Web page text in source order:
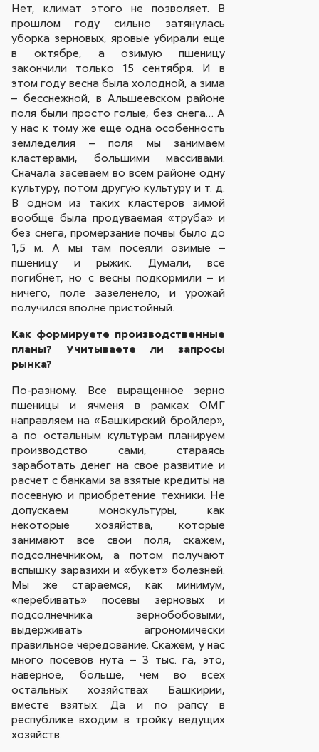
Нет, климат этого не позволяет. В
прошлом году сильно затянулась
уборка зерновых, яровые убирали еще
в октябре, а озимую пшеницу
закончили только 15 сентября. И в
этом году весна была холодной, а зима
– бесснежной, в Альшеевском районе
поля были просто голые, без снега… А
у нас к тому же еще одна особенность
земледелия – поля мы занимаем
кластерами, большими массивами.
Сначала засеваем во всем районе одну
культуру, потом другую культуру и т. д.
В одном из таких кластеров зимой
вообще была продуваемая «труба» и
без снега, промерзание почвы было до
1,5 м. А мы там посеяли озимые –
пшеницу и рыжик. Думали, все
погибнет, но с весны подкормили – и
ничего, поле зазеленело, и урожай
получился вполне пристойный.
Как формируете производственные
планы? Учитываете ли запросы
рынка?
По-разному. Все выращенное зерно
пшеницы и ячменя в рамках ОМГ
направляем на «Башкирский бройлер»,
а по остальным культурам планируем
производство сами, стараясь
заработать денег на свое развитие и
расчет с банками за взятые кредиты на
посевную и приобретение техники. Не
допускаем монокультуры, как
некоторые хозяйства, которые
занимают все свои поля, скажем,
подсолнечником, а потом получают
вспышку заразихи и «букет» болезней.
Мы же стараемся, как минимум,
«перебивать» посевы зерновых и
подсолнечника зернобобовыми,
выдерживать агрономически
правильное чередование. Скажем, у нас
много посевов нута – 3 тыс. га, это,
наверное, больше, чем во всех
остальных хозяйствах Башкирии,
вместе взятых. Да и по рапсу в
республике входим в тройку ведущих
хозяйств.